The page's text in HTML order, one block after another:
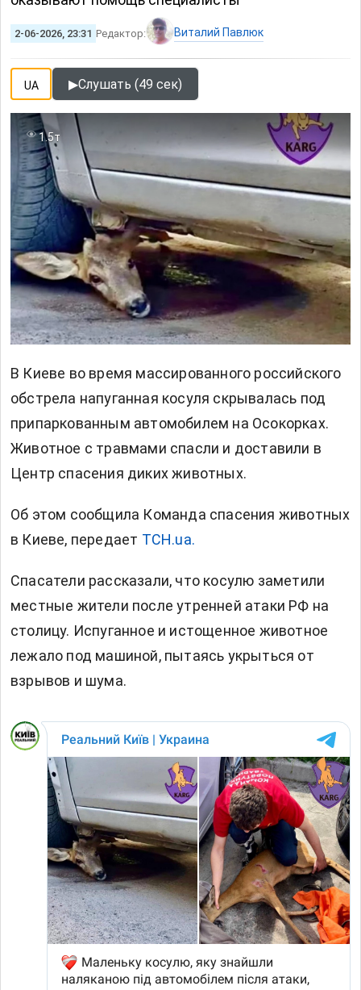
2-06-2026, 23:31 Редактор: Виталий Павлюк
UA ▶Слушать (49 сек)
1.5т
В Киеве во время массированного российского
обстрела напуганная косуля скрывалась под
припаркованным автомобилем на Осокорках.
Животное с травмами спасли и доставили в
Центр спасения диких животных.
Об этом сообщила Команда спасения животных
в Киеве, передает ТСН.ua.
Спасатели рассказали, что косулю заметили
местные жители после утренней атаки РФ на
столицу. Испуганное и истощенное животное
лежало под машиной, пытаясь укрыться от
взрывов и шума.